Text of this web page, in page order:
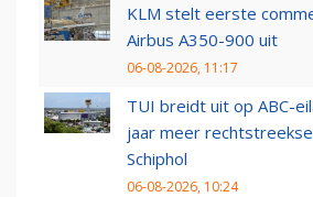
KLM stelt eerste
Airbus A350-900 uit
06-08-2026, 11:17
TUI breidt uit op ABC-
jaar meer
Schiphol
06-08-2026, 10:24